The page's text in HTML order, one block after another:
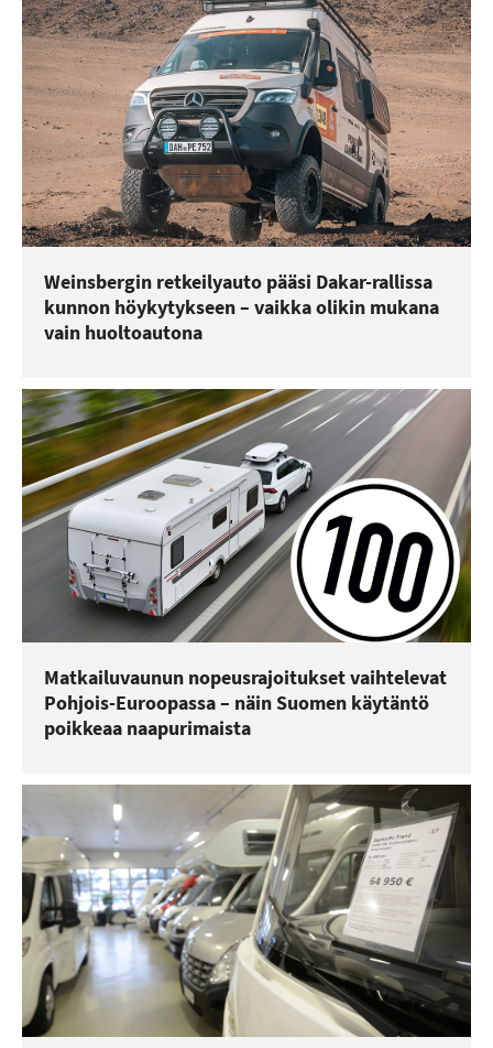
Weinsbergin retkeilyauto pääsi Dakar-rallissa
kunnon höykytykseen – vaikka olikin mukana
vain huoltoautona
Matkailuvaunun nopeusrajoitukset vaihtelevat
Pohjois-Euroopassa – näin Suomen käytäntö
poikkeaa naapurimaista